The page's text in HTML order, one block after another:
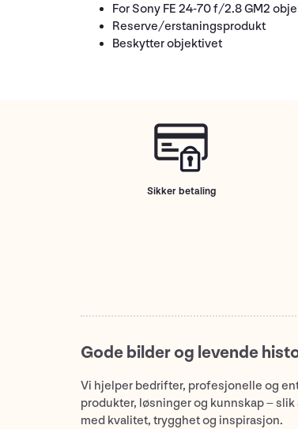
For Sony FE 24-70 f/2.8 GM2
Reserve/erstaningsprodukt
Beskytter objektivet
Sikker betaling
Gode bilder og levende
Vi hjelper bedrifter, profesjonelle og
produkter, løsninger og kunnskap – slik
med kvalitet, trygghet og inspirasjon.